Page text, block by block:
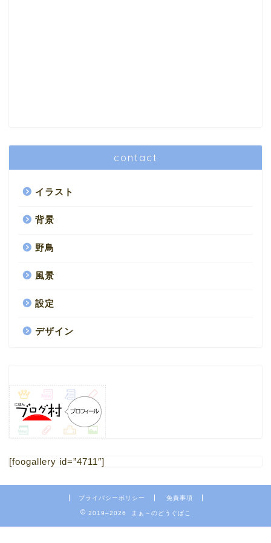
contact
イラスト
背景
野鳥
風景
設定
デザイン
[foogallery id=”4711″]
プライバシーポリシー 免責事項
2019–2026 まぁ～のどうぐばこ
4.フリー素材 写真